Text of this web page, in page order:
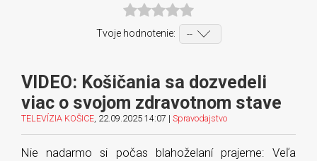
Tvoje hodnotenie:
VIDEO: Košičania sa dozvedeli
viac o svojom zdravotnom stave
TELEVÍZIA KOŠICE , 22.09.2025 14:07 | Spravodajstvo
Nie nadarmo si počas blahoželaní prajeme: Veľa